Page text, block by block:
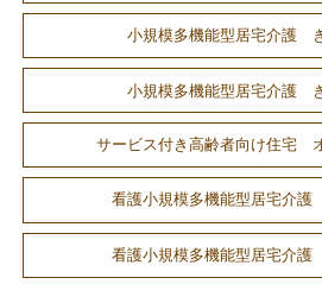
小規模多機能型居宅介護
小規模多機能型居宅介護
サービス付き高齢者向け住宅
看護小規模多機能型居宅介
看護小規模多機能型居宅介